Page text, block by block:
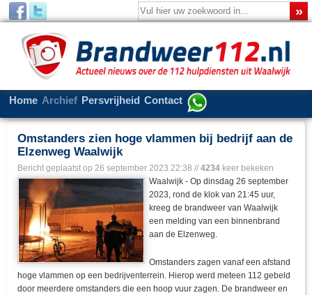
Home Archief Persvrijheid Contact
Omstanders zien hoge vlammen bij bedrijf aan de
Elzenweg Waalwijk
Bericht geplaatst op 26 september 2023 22:38 // 4234 keer bekeken
Waalwijk - Op dinsdag 26 september
2023, rond de klok van 21:45 uur,
kreeg de brandweer van Waalwijk
een melding van een binnenbrand
aan de Elzenweg.
Omstanders zagen vanaf een afstand
hoge vlammen op een bedrijventerrein. Hierop werd meteen 112 gebeld
door meerdere omstanders die een hoop vuur zagen. De brandweer en